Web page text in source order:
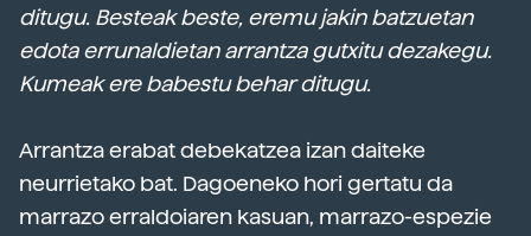
ditugu. Besteak beste, eremu jakin batzuetan
edota errunaldietan arrantza gutxitu dezakegu.
Kumeak ere babestu behar ditugu.
Arrantza erabat debekatzea izan daiteke
neurrietako bat. Dagoeneko hori gertatu da
marrazo erraldoiaren kasuan, marrazo-espezie